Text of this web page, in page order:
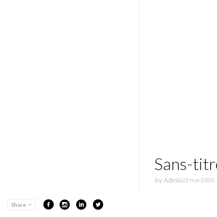
Sans-
by Admin22 mai 2020
Share